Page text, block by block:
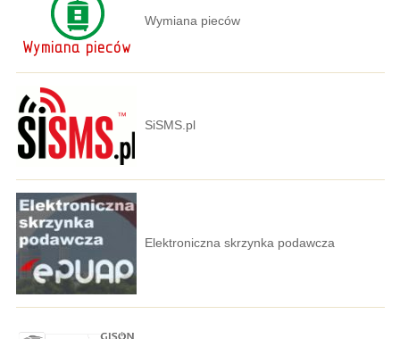
Wymiana pieców
SiSMS.pl
Elektroniczna skrzynka podawcza